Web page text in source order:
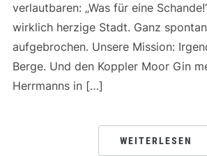
verlautbaren: „Was für eine
wirklich herzige Stadt. Ganz
aufgebrochen. Unsere Mission:
Berge. Und den Koppler Moor Gin
Herrmanns in […]
WEITERLESEN